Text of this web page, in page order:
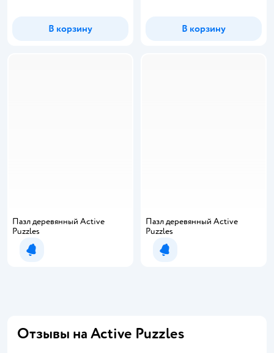
В корзину В корзину
Пазл деревянный Active
Puzzles
Уведомить о появлении
Пазл деревянный Active
Puzzles
Уведомить о появлении
Отзывы на Active Puzzles